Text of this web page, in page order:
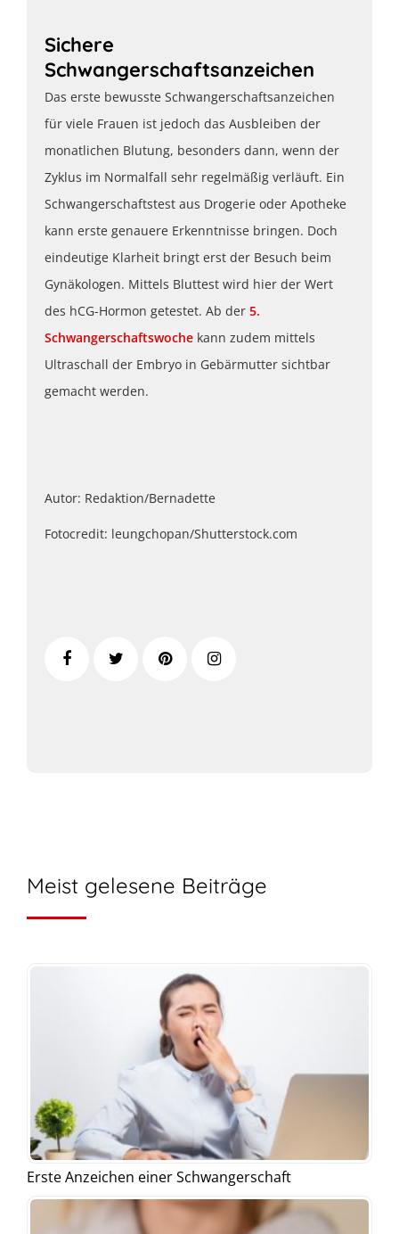
Sichere
Schwangerschaftsanzeichen
Das erste bewusste Schwangerschaftsanzeichen
für viele Frauen ist jedoch das Ausbleiben der
monatlichen Blutung, besonders dann, wenn der
Zyklus im Normalfall sehr regelmäßig verläuft. Ein
Schwangerschaftstest aus Drogerie oder Apotheke
kann erste genauere Erkenntnisse bringen. Doch
eindeutige Klarheit bringt erst der Besuch beim
Gynäkologen. Mittels Bluttest wird hier der Wert
des hCG-Hormon getestet. Ab der 5.
Schwangerschaftswoche kann zudem mittels
Ultraschall der Embryo in Gebärmutter sichtbar
gemacht werden.
Autor: Redaktion/Bernadette
Fotocredit: leungchopan/Shutterstock.com
Meist gelesene Beiträge
Erste Anzeichen einer Schwangerschaft